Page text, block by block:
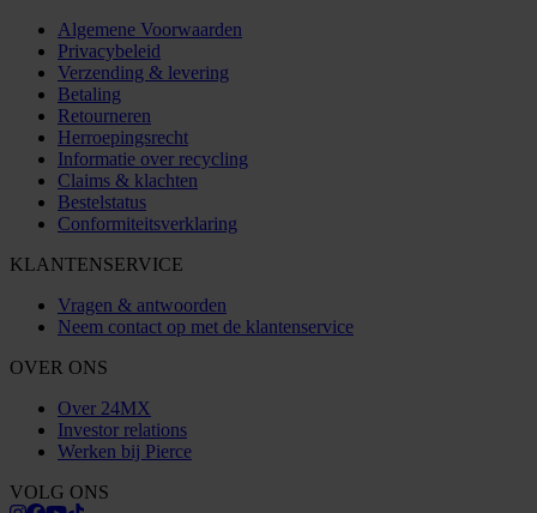
Algemene Voorwaarden
Privacybeleid
Verzending & levering
Betaling
Retourneren
Herroepingsrecht
Informatie over recycling
Claims & klachten
Bestelstatus
Conformiteitsverklaring
KLANTENSERVICE
Vragen & antwoorden
Neem contact op met de klantenservice
OVER ONS
Over 24MX
Investor relations
Werken bij Pierce
VOLG ONS